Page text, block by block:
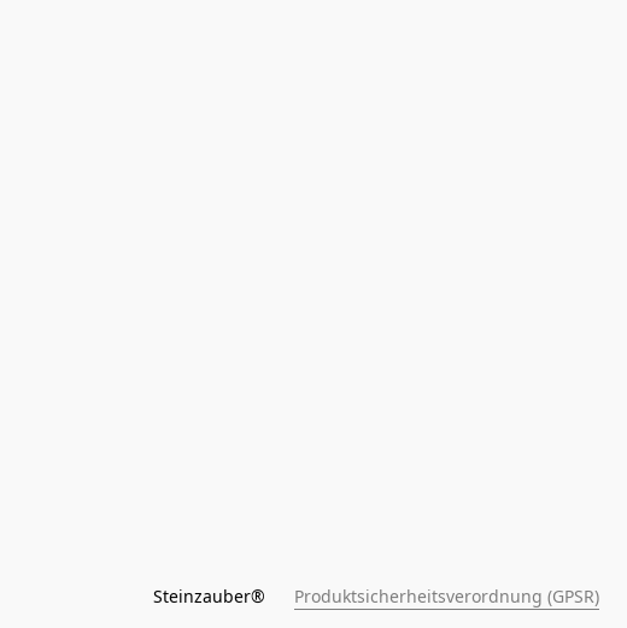
Steinzauber® Produktsicherheitsverordnung (GPSR)